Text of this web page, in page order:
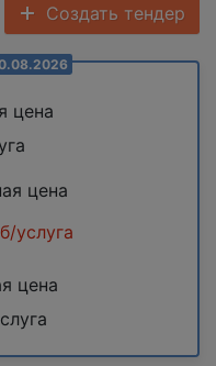
Создать тендер
цена
цена
услуга
цена